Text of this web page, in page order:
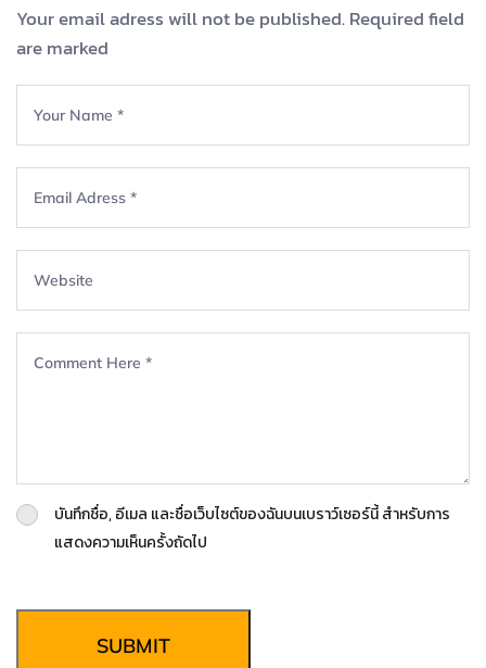
Your email adress will not be published. Required field
are marked
บันทึกชื่อ, อีเมล และชื่อเว็บไซต์ของฉันบนเบราว์เซอร์นี้ สำหรับการ
แสดงความเห็นครั้งถัดไป
SUBMIT